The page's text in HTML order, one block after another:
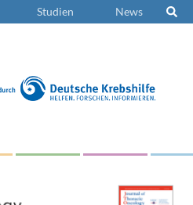
Studien News